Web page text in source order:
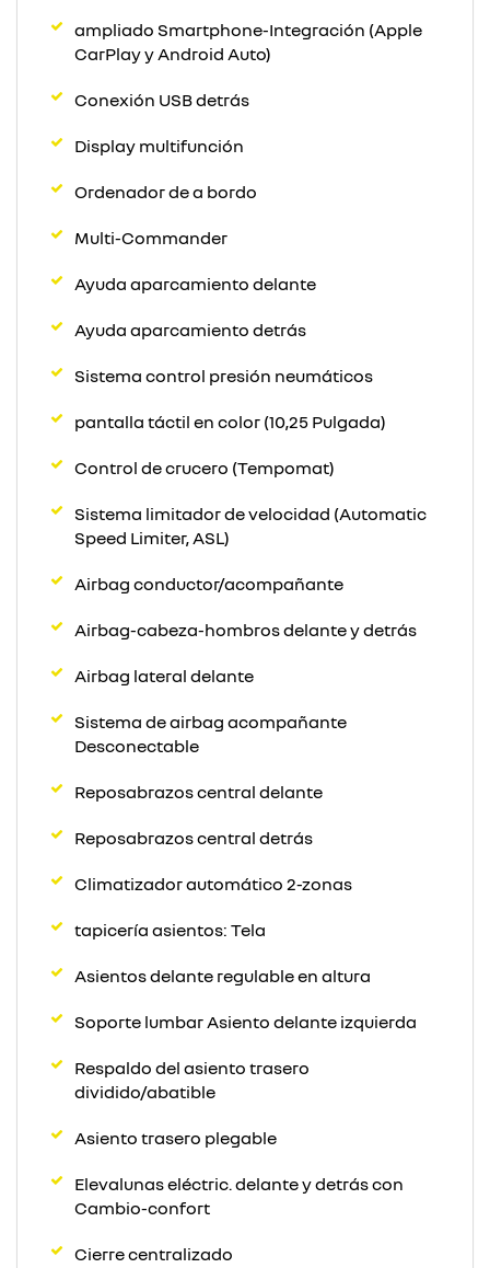
ampliado Smartphone-Integración (Apple
CarPlay y Android Auto)
Conexión USB detrás
Display multifunción
Ordenador de a bordo
Multi-Commander
Ayuda aparcamiento delante
Ayuda aparcamiento detrás
Sistema control presión neumáticos
pantalla táctil en color (10,25 Pulgada)
Control de crucero (Tempomat)
Sistema limitador de velocidad (Automatic
Speed Limiter, ASL)
Airbag conductor/acompañante
Airbag-cabeza-hombros delante y detrás
Airbag lateral delante
Sistema de airbag acompañante
Desconectable
Reposabrazos central delante
Reposabrazos central detrás
Climatizador automático 2-zonas
tapicería asientos: Tela
Asientos delante regulable en altura
Soporte lumbar Asiento delante izquierda
Respaldo del asiento trasero
dividido/abatible
Asiento trasero plegable
Elevalunas eléctric. delante y detrás con
Cambio-confort
Cierre centralizado